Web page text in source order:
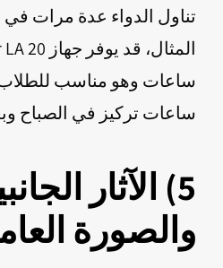
تناول الدواء عدة مرات
ساعات وهو مناسب للطلاب
ساعات تركيز في الصباح
5) الآثار
والصورة